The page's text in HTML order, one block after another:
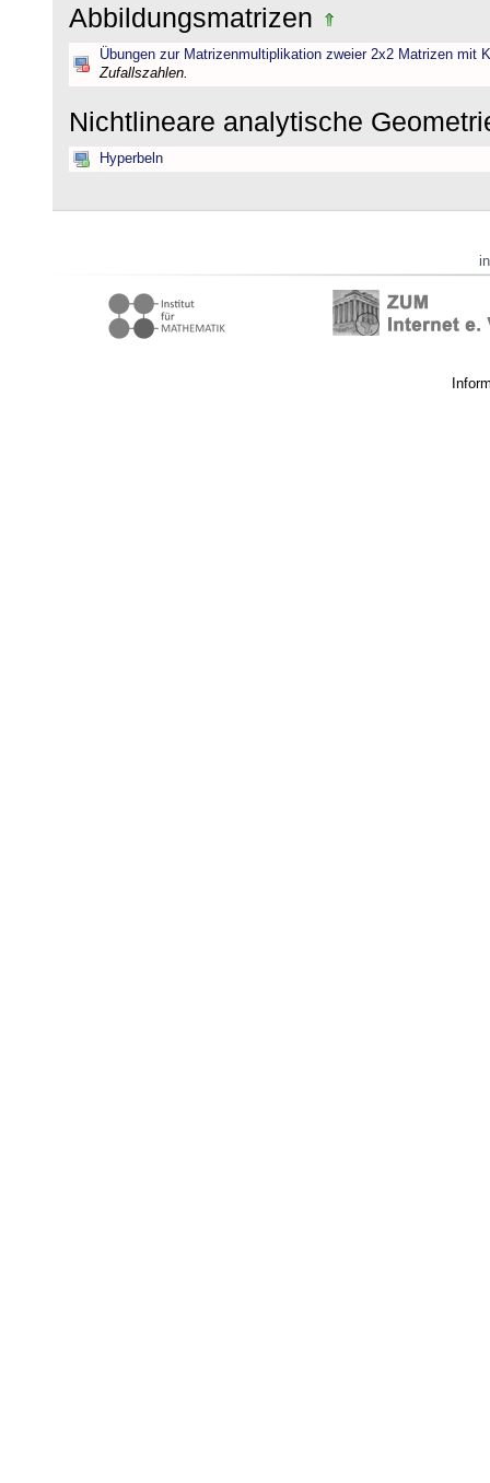
Abbildungsmatrizen
Übungen zur Matrizenmultiplikation zweier 2x2 Matrizen mit
Zufallszahlen.
Nichtlineare analytische
Hyperbeln